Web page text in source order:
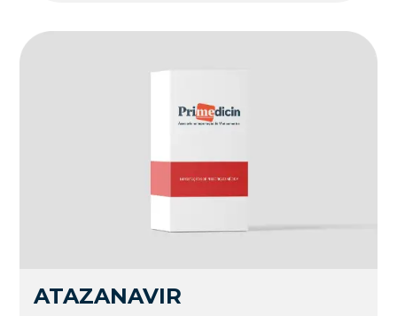
ATAZANAVIR